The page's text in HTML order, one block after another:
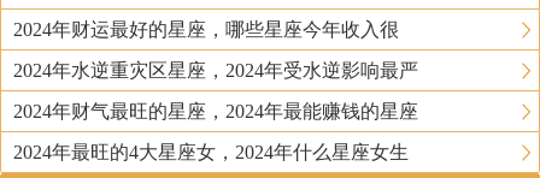
路人，没必要再做朋友，这般的决绝令白羊女苦恼，会怀疑
当初他跟自己交朋友的动机。
金牛女为什么单身
2024年财运最好的星座，哪些星座今年收入很
2024年水逆重灾区星座，2024年受水逆影响最严
2024年财气最旺的星座，2024年最能赚钱的星座
2024年最旺的4大星座女，2024年什么星座女生